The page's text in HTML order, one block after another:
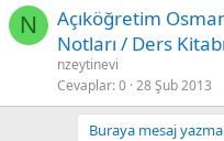
N
Açıköğretim
Notları / Ders Kitabı
nzeytinevi
Cevaplar 0 28 Şub 2013
Buraya mesaj